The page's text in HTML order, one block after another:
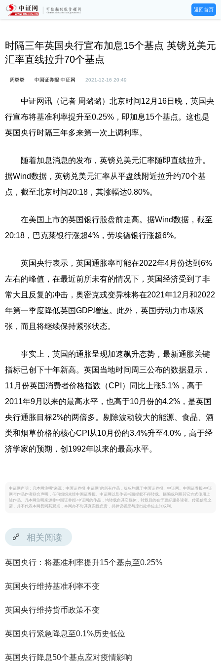
返回首页
时隔三年英国央行宣布加息15个基点 英镑兑美元
汇率直线拉升70个基点
周璐璐 中国证券报·中证网 2021-12-16 20:49
中证网讯（记者 周璐璐）北京时间12月16日晚，英国央
行宣布将基准利率提升至0.25%，即加息15个基点。这也是
英国央行时隔三年多来第一次上调利率。
随着加息消息的发布，英镑兑美元汇率随即直线拉升。
据Wind数据，英镑兑美元汇率从平盘线附近拉升约70个基
点，截至北京时间20:18，其涨幅达0.80%。
在美国上市的英国银行股盘前走高。据Wind数据，截至
20:18，巴克莱银行涨超4%，劳埃德银行涨超6%。
英国央行表示，英国通胀率可能在2022年4月份达到6%
左右的峰值，在最近前所未有的情况下，英国经济受到了非
常大且反复的冲击，奥密克戎变异株将在2021年12月和2022
年第一季度降低英国GDP增速。此外，英国劳动力市场紧
张，而且将继续保持紧张状态。
事实上，英国的通胀呈现加速飙升态势，最新通胀关键
指标已创下十年新高。英国当地时间周三公布的数据显示，
11月份英国消费者价格指数（CPI）同比上涨5.1%，高于
2011年9月以来的最高水平，也高于10月份的4.2%，是英国
央行通胀目标2%的两倍多。剔除波动较大的能源、食品、酒
类和烟草价格的核心CPI从10月份的3.4%升至4.0%，高于经
济学家的预期，创1992年以来的最高水平。
中证网声明：凡本网注明“来源：中国证券报·中证网”的所有作品，版权均属于中国证券报、中证网。中国证券报·中证
网与作品作者联合声明，任何组织未经中国证券报、中证网以及作者书面授权不得转载、摘编或利用其它方式使用上
述作品。凡本网注明来源非中国证券报·中证网的作品，均转载自其它媒体，转载目的在于更好服务读者、传递信息之
需，并不代表本网赞同其观点，本网亦不对其真实性负责，持异议者应与原出处单位主张权利。
相关阅读
英国央行：将基准利率提升15个基点至0.25%
英国央行维持基准利率不变
英国央行维持货币政策不变
英国央行紧急降息至0.1%历史低位
英国央行降息50个基点应对疫情影响